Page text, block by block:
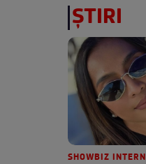
ȘTIRI
SHOWBIZ INTERN